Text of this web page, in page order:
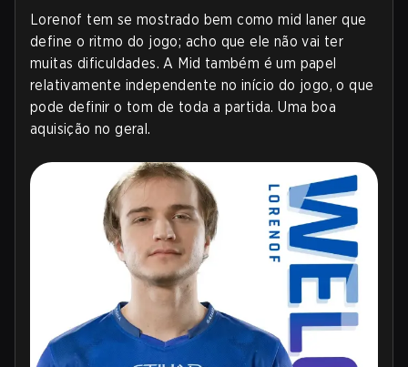
Lorenof tem se mostrado bem como mid laner que
define o ritmo do jogo; acho que ele não vai ter
muitas dificuldades. A Mid também é um papel
relativamente independente no início do jogo, o que
pode definir o tom de toda a partida. Uma boa
aquisição no geral.